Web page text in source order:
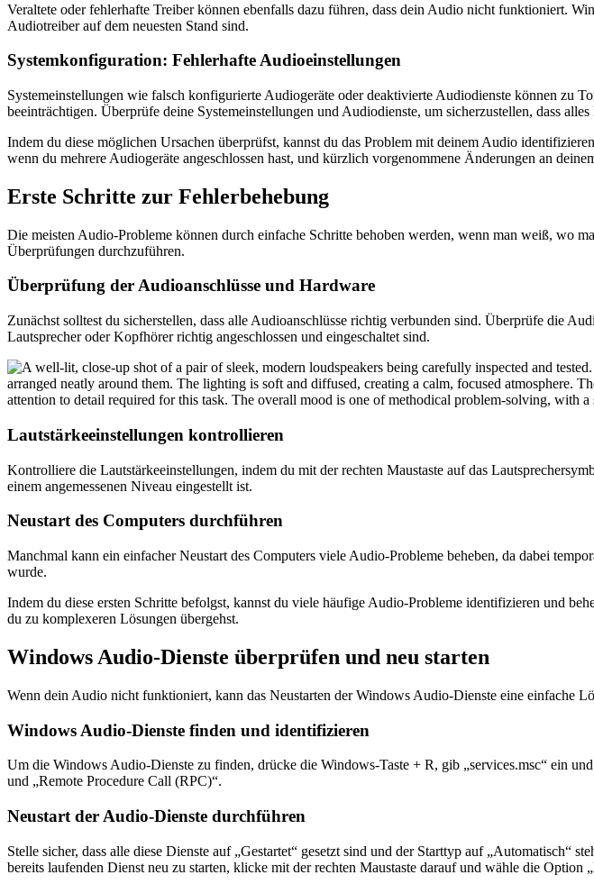
Veraltete oder fehlerhafte Treiber können ebenfalls dazu führen, dass dein Audio nicht funktioniert.
Audiotreiber auf dem neuesten Stand sind.
Systemkonfiguration: Fehlerhafte Audioeinstellungen
Systemeinstellungen wie falsch konfigurierte Audiogeräte oder deaktivierte Audiodienste können zu
beeinträchtigen. Überprüfe deine Systemeinstellungen und Audiodienste, um sicherzustellen, dass
Indem du diese möglichen Ursachen überprüfst, kannst du das Problem mit deinem Audio
wenn du mehrere Audiogeräte angeschlossen hast, und kürzlich vorgenommene Änderungen an
Erste Schritte zur Fehlerbehebung
Die meisten Audio-Probleme können durch einfache Schritte behoben werden, wenn man weiß, wo
Überprüfungen durchzuführen.
Überprüfung der Audioanschlüsse und Hardware
Zunächst solltest du sicherstellen, dass alle Audioanschlüsse richtig verbunden sind. Überprüfe die
Lautsprecher oder Kopfhörer richtig angeschlossen und eingeschaltet sind.
Lautstärkeeinstellungen kontrollieren
Kontrolliere die Lautstärkeeinstellungen, indem du mit der rechten Maustaste auf das
einem angemessenen Niveau eingestellt ist.
Neustart des Computers durchführen
Manchmal kann ein einfacher Neustart des Computers viele Audio-Probleme beheben, da dabei
wurde.
Indem du diese ersten Schritte befolgst, kannst du viele häufige Audio-Probleme identifizieren und
du zu komplexeren Lösungen übergehst.
Windows Audio-Dienste überprüfen und neu starten
Wenn dein Audio nicht funktioniert, kann das Neustarten der Windows Audio-Dienste eine einfache
Windows Audio-Dienste finden und identifizieren
Um die Windows Audio-Dienste zu finden, drücke die Windows-Taste + R, gib „services.msc“ ein
und „Remote Procedure Call (RPC)“.
Neustart der Audio-Dienste durchführen
Stelle sicher, dass alle diese Dienste auf „Gestartet“ gesetzt sind und der Starttyp auf
bereits laufenden Dienst neu zu starten, klicke mit der rechten Maustaste darauf und wähle die Option